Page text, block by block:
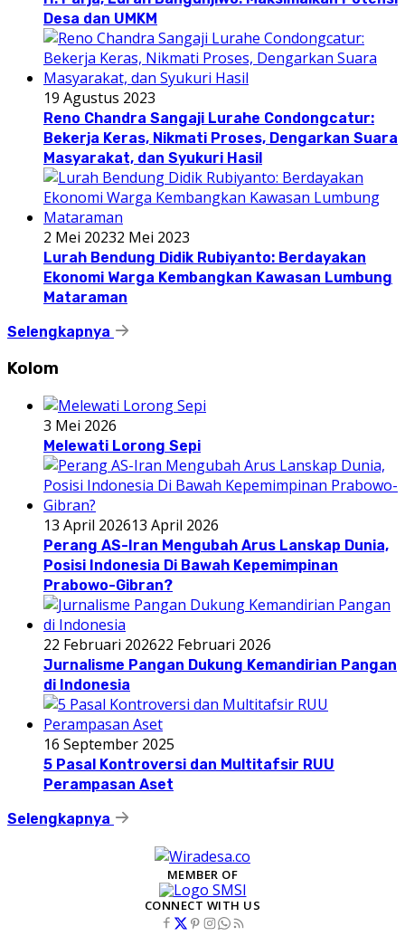
Desa dan UMKM
19 Agustus 2023
Reno Chandra Sangaji Lurahe Condongcatur:
Bekerja Keras, Nikmati Proses, Dengarkan Suara
Masyarakat, dan Syukuri Hasil
2 Mei 20232 Mei 2023
Lurah Bendung Didik Rubiyanto: Berdayakan
Ekonomi Warga Kembangkan Kawasan Lumbung
Mataraman
Selengkapnya
Kolom
3 Mei 2026
Melewati Lorong Sepi
13 April 202613 April 2026
Perang AS-Iran Mengubah Arus Lanskap Dunia,
Posisi Indonesia Di Bawah Kepemimpinan
Prabowo-Gibran?
22 Februari 202622 Februari 2026
Jurnalisme Pangan Dukung Kemandirian Pangan
di Indonesia
16 September 2025
5 Pasal Kontroversi dan Multitafsir RUU
Perampasan Aset
Selengkapnya
MEMBER OF
CONNECT WITH US